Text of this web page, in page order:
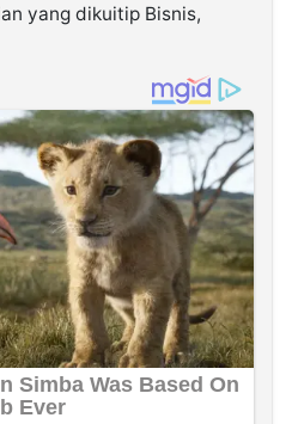
yang dikuitip Bisnis,